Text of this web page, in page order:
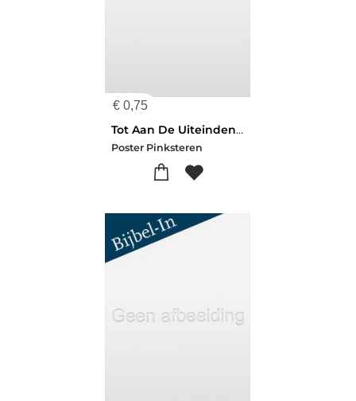
€ 0,75
Tot Aan De Uiteinden Van De Aarde
Poster Pinksteren